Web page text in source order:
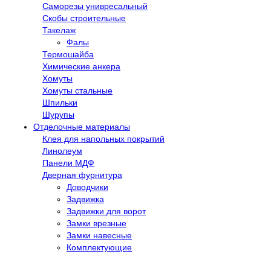
Саморезы унивресальный
Скобы строительные
Такелаж
Фалы
Термошайба
Химические анкера
Хомуты
Хомуты стальные
Шпильки
Шурупы
Отделочные материалы
Клея для напольных покрытий
Линолеум
Панели МДФ
Дверная фурнитура
Доводчики
Задвижка
Задвижки для ворот
Замки врезные
Замки навесные
Комплектующие